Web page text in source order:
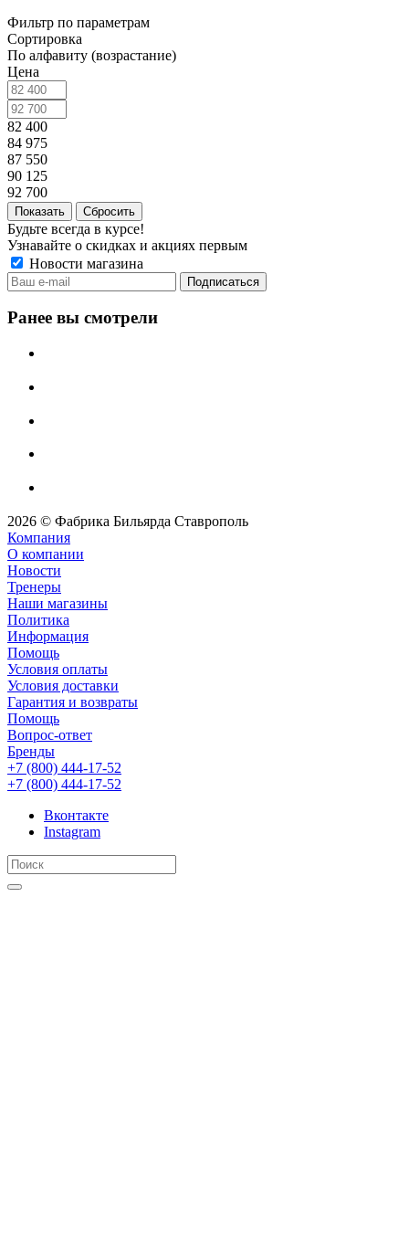
Фильтр по параметрам
Сортировка
По алфавиту (возрастание)
Цена
82 400
84 975
87 550
90 125
92 700
Сбросить
Будьте всегда в курсе!
Узнавайте о скидках и акциях первым
Новости магазина
Ранее вы смотрели
2026 © Фабрика Бильярда Ставрополь
Компания
О компании
Новости
Тренеры
Наши магазины
Политика
Информация
Помощь
Условия оплаты
Условия доставки
Гарантия и возвраты
Помощь
Вопрос-ответ
Бренды
+7 (800) 444-17-52
+7 (800) 444-17-52
Вконтакте
Instagram